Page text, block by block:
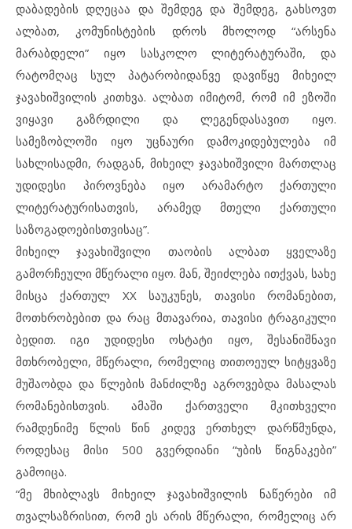
დაბადების დღეცაა და შემდეგ და შემდეგ, გახსოვთ
ალბათ, კომუნისტების დროს მხოლოდ “არსენა
მარაბდელი” იყო სასკოლო ლიტერატურაში, და
რატომღაც სულ პატარობიდანვე დავიწყე მიხეილ
ჯავახიშვილის კითხვა. ალბათ იმიტომ, რომ იმ ეზოში
ვიყავი გაზრდილი და ლეგენდასავით იყო.
სამეზობლოში იყო უცნაური დამოკიდებულება იმ
სახლისადმი, რადგან, მიხეილ ჯავახიშვილი მართლაც
უდიდესი პიროვნება იყო არამარტო ქართული
ლიტერატურისათვის, არამედ მთელი ქართული
საზოგადოებისთვისაც”.
მიხეილ ჯავახიშვილი თაობის ალბათ ყველაზე
გამორჩეული მწერალი იყო. მან, შეიძლება ითქვას, სახე
მისცა ქართულ XX საუკუნეს, თავისი რომანებით,
მოთხრობებით და რაც მთავარია, თავისი ტრაგიკული
ბედით. იგი უდიდესი ოსტატი იყო, შესანიშნავი
მთხრობელი, მწერალი, რომელიც თითოეულ სიტყვაზე
მუშაობდა და წლების მანძილზე აგროვებდა მასალას
რომანებისთვის. ამაში ქართველი მკითხველი
რამდენიმე წლის წინ კიდევ ერთხელ დარწმუნდა,
როდესაც მისი 500 გვერდიანი “უბის წიგნაკები”
გამოიცა.
“მე მხიბლავს მიხეილ ჯავახიშვილის ნაწერები იმ
თვალსაზრისით, რომ ეს არის მწერალი, რომელიც არ